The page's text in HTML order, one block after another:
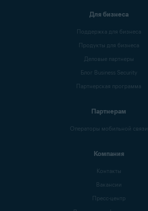
Для бизнеса
Поддержка для бизнеса
Продукты для бизнеса
Деловые партнеры
Блог Business Security
Партнерская программа
Партнерам
Операторы мобильной связи
Компания
Контакты
Вакансии
Пресс-центр